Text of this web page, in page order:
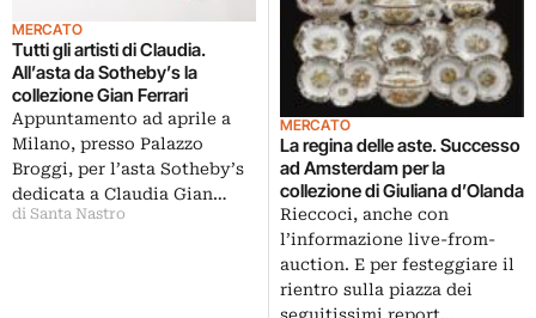
MERCATO
Tutti gli artisti di Claudia.
All’asta da Sotheby’s la
collezione Gian Ferrari
Appuntamento ad aprile a
Milano, presso Palazzo
Broggi, per l’asta Sotheby’s
dedicata a Claudia Gian…
di Santa Nastro
MERCATO
La regina delle aste. Successo
ad Amsterdam per la
collezione di Giuliana d’Olanda
Rieccoci, anche con
l’informazione live-from-
auction. E per festeggiare il
rientro sulla piazza dei
seguitissimi report…